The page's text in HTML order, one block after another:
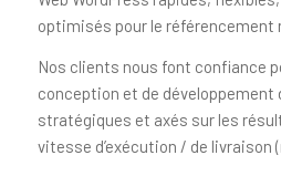
optimisés pour le référencement
Nos clients nous font confiance
conception et de développement
stratégiques et axés sur les
vitesse d’exécution / de livraison